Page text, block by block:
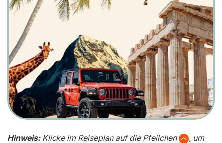
Hinweis: Klicke im Reiseplan auf die Pfeilchen
, um